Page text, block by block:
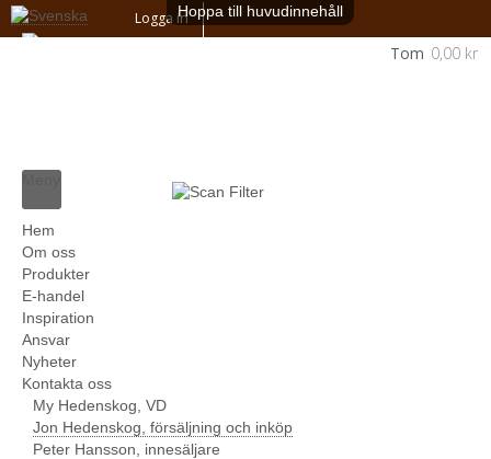
Hoppa till huvudinnehåll
Logga in
Tom 0,00 kr
Hem
Om oss
Produkter
E-handel
Inspiration
Ansvar
Nyheter
Kontakta oss
My Hedenskog, VD
Jon Hedenskog, försäljning och inköp
Peter Hansson, innesäljare